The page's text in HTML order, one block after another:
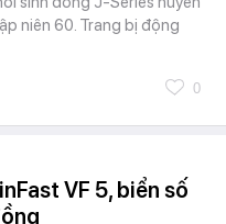
niên 60. Trang bị động
0
VF 5, biển số